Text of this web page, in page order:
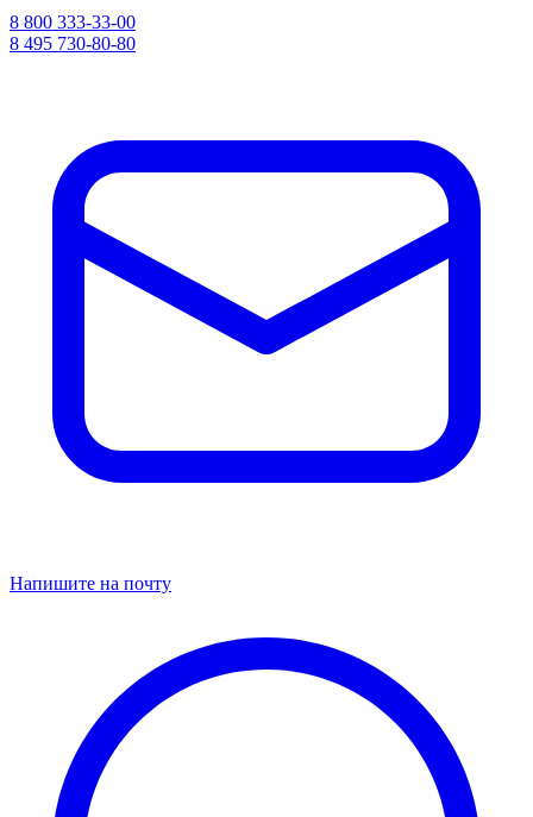
8 800 333-33-00
8 495 730-80-80
Напишите на почту